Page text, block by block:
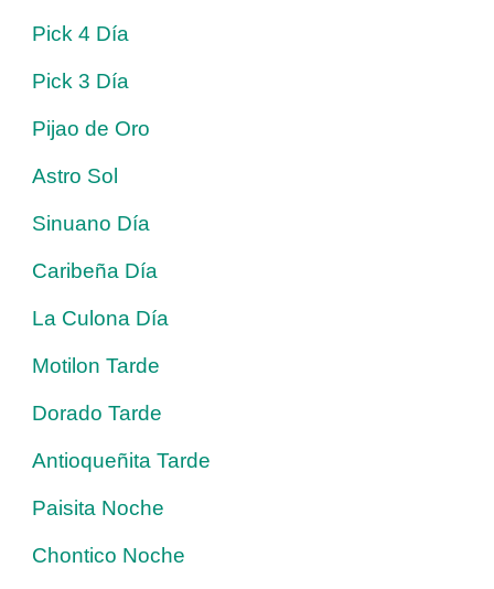
Pick 4 Día
Pick 3 Día
Pijao de Oro
Astro Sol
Sinuano Día
Caribeña Día
La Culona Día
Motilon Tarde
Dorado Tarde
Antioqueñita Tarde
Paisita Noche
Chontico Noche